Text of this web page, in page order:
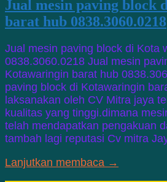
Jual mesin paving block
barat hub 0838.3060.0218
Jual mesin paving block di Kota
0838.3060.0218 Jual mesin
Kotawaringin barat hub
paving block di Kotawaringin
laksanakan oleh CV Mitra jaya
kualitas yang tinggi.dimana
telah mendapatkan pengakuan
tambah lagi reputasi Cv mitra
Lanjutkan membaca →